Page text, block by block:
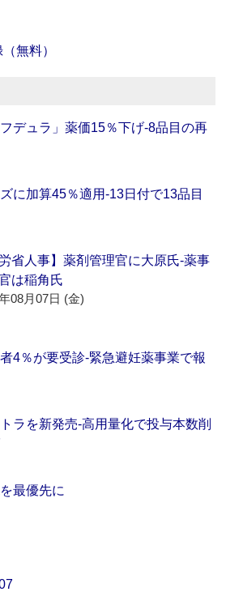
無料）
デュラ」薬価15％下げ‐8品目の再
に加算45％適用‐13日付で13品目
労省人事】薬剤管理官に大原氏‐薬事
は稲角氏
08月07日 (金)
4％が要受診‐緊急避妊薬事業で報
ラを新発売‐高用量化で投与本数削
最優先に